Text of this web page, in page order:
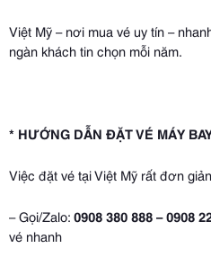
Việt Mỹ – nơi mua vé uy tín –
ngàn khách tin chọn mỗi năm.
* HƯỚNG DẪN ĐẶT VÉ MÁY
Việc đặt vé tại Việt Mỹ rất đơn
– Gọi/Zalo:0908 380 888 – 0908
vé nhanh